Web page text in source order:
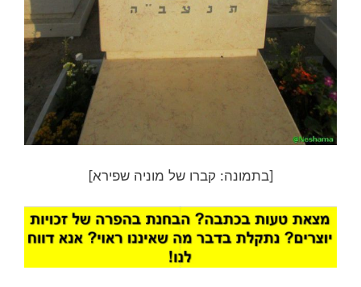
[בתמונה: קברו של מוניה שפירא]